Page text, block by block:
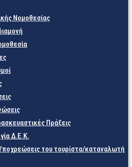
Νομοθεσίας
Πράξεις
Δ.Ε.Κ.
του τουρίστα/καταναλωτή